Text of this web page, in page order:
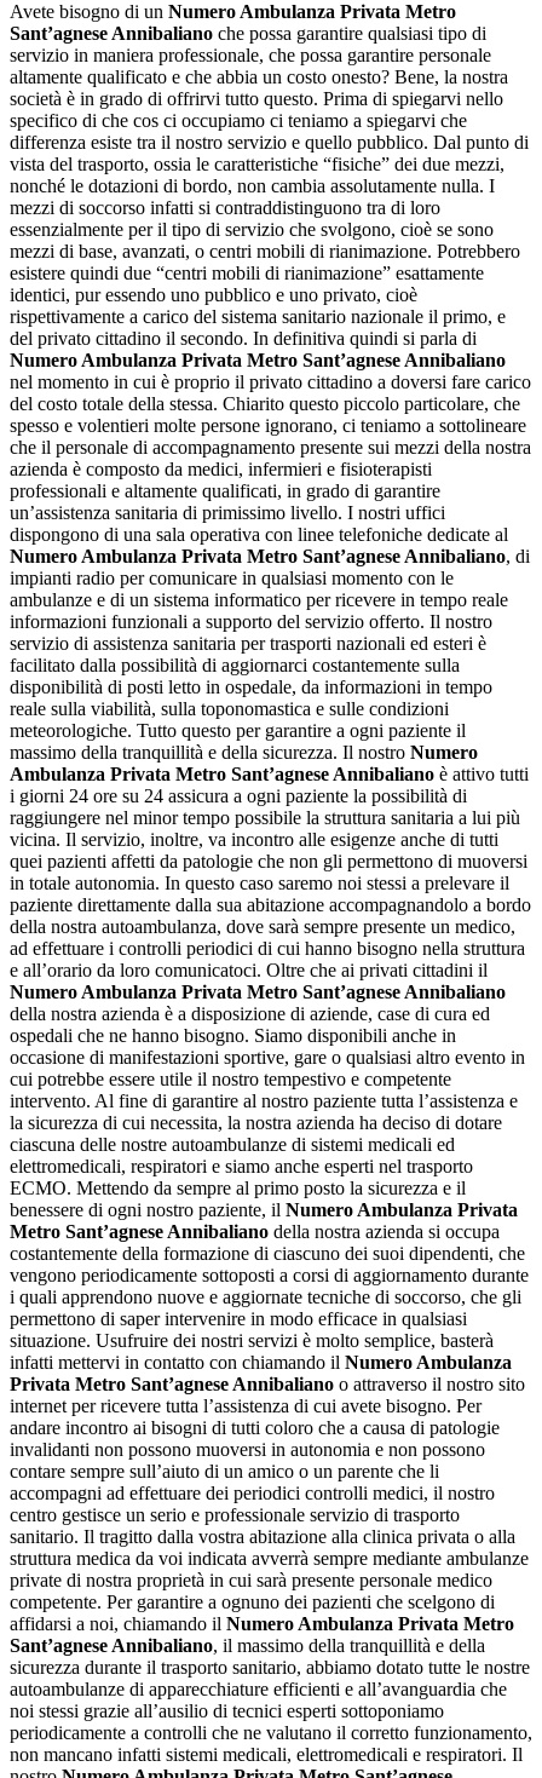
Avete bisogno di un Numero Ambulanza Privata Metro
Sant’agnese Annibaliano che possa garantire qualsiasi tipo di
servizio in maniera professionale, che possa garantire personale
altamente qualificato e che abbia un costo onesto? Bene, la nostra
società è in grado di offrirvi tutto questo. Prima di spiegarvi nello
specifico di che cos ci occupiamo ci teniamo a spiegarvi che
differenza esiste tra il nostro servizio e quello pubblico. Dal punto di
vista del trasporto, ossia le caratteristiche “fisiche” dei due mezzi,
nonché le dotazioni di bordo, non cambia assolutamente nulla. I
mezzi di soccorso infatti si contraddistinguono tra di loro
essenzialmente per il tipo di servizio che svolgono, cioè se sono
mezzi di base, avanzati, o centri mobili di rianimazione. Potrebbero
esistere quindi due “centri mobili di rianimazione” esattamente
identici, pur essendo uno pubblico e uno privato, cioè
rispettivamente a carico del sistema sanitario nazionale il primo, e
del privato cittadino il secondo. In definitiva quindi si parla di
Numero Ambulanza Privata Metro Sant’agnese Annibaliano
nel momento in cui è proprio il privato cittadino a doversi fare carico
del costo totale della stessa. Chiarito questo piccolo particolare, che
spesso e volentieri molte persone ignorano, ci teniamo a sottolineare
che il personale di accompagnamento presente sui mezzi della nostra
azienda è composto da medici, infermieri e fisioterapisti
professionali e altamente qualificati, in grado di garantire
un’assistenza sanitaria di primissimo livello. I nostri uffici
dispongono di una sala operativa con linee telefoniche dedicate al
Numero Ambulanza Privata Metro Sant’agnese Annibaliano, di
impianti radio per comunicare in qualsiasi momento con le
ambulanze e di un sistema informatico per ricevere in tempo reale
informazioni funzionali a supporto del servizio offerto. Il nostro
servizio di assistenza sanitaria per trasporti nazionali ed esteri è
facilitato dalla possibilità di aggiornarci costantemente sulla
disponibilità di posti letto in ospedale, da informazioni in tempo
reale sulla viabilità, sulla toponomastica e sulle condizioni
meteorologiche. Tutto questo per garantire a ogni paziente il
massimo della tranquillità e della sicurezza. Il nostro Numero
Ambulanza Privata Metro Sant’agnese Annibaliano è attivo tutti
i giorni 24 ore su 24 assicura a ogni paziente la possibilità di
raggiungere nel minor tempo possibile la struttura sanitaria a lui più
vicina. Il servizio, inoltre, va incontro alle esigenze anche di tutti
quei pazienti affetti da patologie che non gli permettono di muoversi
in totale autonomia. In questo caso saremo noi stessi a prelevare il
paziente direttamente dalla sua abitazione accompagnandolo a bordo
della nostra autoambulanza, dove sarà sempre presente un medico,
ad effettuare i controlli periodici di cui hanno bisogno nella struttura
e all’orario da loro comunicatoci. Oltre che ai privati cittadini il
Numero Ambulanza Privata Metro Sant’agnese Annibaliano
della nostra azienda è a disposizione di aziende, case di cura ed
ospedali che ne hanno bisogno. Siamo disponibili anche in
occasione di manifestazioni sportive, gare o qualsiasi altro evento in
cui potrebbe essere utile il nostro tempestivo e competente
intervento. Al fine di garantire al nostro paziente tutta l’assistenza e
la sicurezza di cui necessita, la nostra azienda ha deciso di dotare
ciascuna delle nostre autoambulanze di sistemi medicali ed
elettromedicali, respiratori e siamo anche esperti nel trasporto
ECMO. Mettendo da sempre al primo posto la sicurezza e il
benessere di ogni nostro paziente, il Numero Ambulanza Privata
Metro Sant’agnese Annibaliano della nostra azienda si occupa
costantemente della formazione di ciascuno dei suoi dipendenti, che
vengono periodicamente sottoposti a corsi di aggiornamento durante
i quali apprendono nuove e aggiornate tecniche di soccorso, che gli
permettono di saper intervenire in modo efficace in qualsiasi
situazione. Usufruire dei nostri servizi è molto semplice, basterà
infatti mettervi in contatto con chiamando il Numero Ambulanza
Privata Metro Sant’agnese Annibaliano o attraverso il nostro sito
internet per ricevere tutta l’assistenza di cui avete bisogno. Per
andare incontro ai bisogni di tutti coloro che a causa di patologie
invalidanti non possono muoversi in autonomia e non possono
contare sempre sull’aiuto di un amico o un parente che li
accompagni ad effettuare dei periodici controlli medici, il nostro
centro gestisce un serio e professionale servizio di trasporto
sanitario. Il tragitto dalla vostra abitazione alla clinica privata o alla
struttura medica da voi indicata avverrà sempre mediante ambulanze
private di nostra proprietà in cui sarà presente personale medico
competente. Per garantire a ognuno dei pazienti che scelgono di
affidarsi a noi, chiamando il Numero Ambulanza Privata Metro
Sant’agnese Annibaliano, il massimo della tranquillità e della
sicurezza durante il trasporto sanitario, abbiamo dotato tutte le nostre
autoambulanze di apparecchiature efficienti e all’avanguardia che
noi stessi grazie all’ausilio di tecnici esperti sottoponiamo
periodicamente a controlli che ne valutano il corretto funzionamento,
non mancano infatti sistemi medicali, elettromedicali e respiratori. Il